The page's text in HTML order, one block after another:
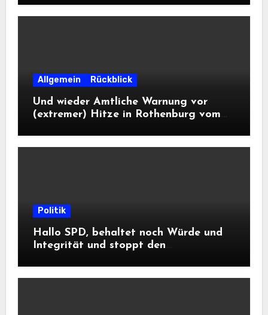
Allgemein Rückblick
Und wieder Amtliche Warnung vor
(extremer) Hitze in Rothenburg vom
Politik
Hallo SPD, behaltet noch Würde und
Integrität und stoppt den
Informationsfreiheit!